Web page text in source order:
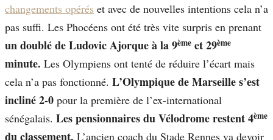
changements opérés et avec de nouvelles intentions cela n’a
pas suffi. Les Phocéens ont été très vite surpris en prenant
un doublé de Ludovic Ajorque à la 9ème et 29ème
minute. Les Olympiens ont tenté de réduire l’écart mais
cela n’a pas fonctionné. L’Olympique de Marseille s’est
incliné 2-0 pour la première de l’ex-international
sénégalais. Les pensionnaires du Vélodrome restent 4ème
du classement. L’ancien coach du Stade Rennes va devoir